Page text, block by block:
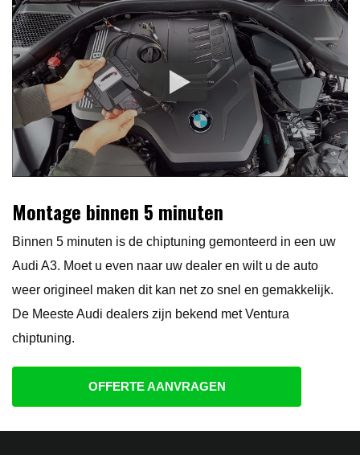
Montage binnen 5 minuten
Binnen 5 minuten is de chiptuning gemonteerd in een uw
Audi A3. Moet u even naar uw dealer en wilt u de auto
weer origineel maken dit kan net zo snel en gemakkelijk.
De Meeste Audi dealers zijn bekend met Ventura
chiptuning.
OFFERTE AANVRAGEN